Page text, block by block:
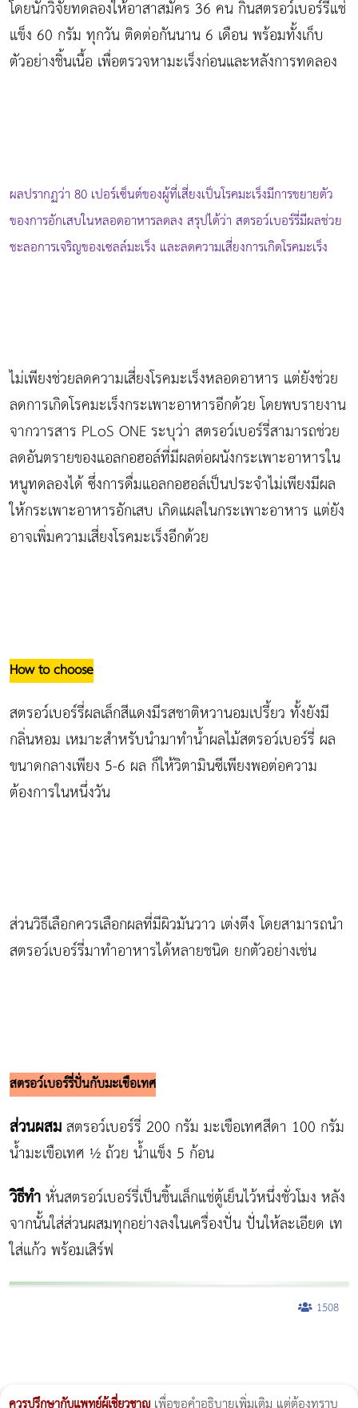
โดยนักวิจัยทดลองให้อาสาสมัคร 36 คน กินสตรอว์เบอร์รี่แช่
แข็ง 60 กรัม ทุกวัน ติดต่อกันนาน 6 เดือน พร้อมทั้งเก็บ
ตัวอย่างชิ้นเนื้อ เพื่อตรวจหามะเร็งก่อนและหลังการทดลอง
ผลปรากฏว่า 80 เปอร์เซ็นต์ของผู้ที่เสี่ยงเป็นโรคมะเร็งมีการขยายตัว
ของการอักเสบในหลอดอาหารลดลง สรุปได้ว่า สตรอว์เบอร์รี่มีผลช่วย
ชะลอการเจริญของเซลล์มะเร็ง และลดความเสี่ยงการเกิดโรคมะเร็ง
ไม่เพียงช่วยลดความเสี่ยงโรคมะเร็งหลอดอาหาร แต่ยังช่วย
ลดการเกิดโรคมะเร็งกระเพาะอาหารอีกด้วย โดยพบรายงาน
จากวารสาร PLoS ONE ระบุว่า สตรอว์เบอร์รี่สามารถช่วย
ลดอันตรายของแอลกอฮอล์ที่มีผลต่อผนังกระเพาะอาหารใน
หนูทดลองได้ ซึ่งการดื่มแอลกอฮอล์เป็นประจำไม่เพียงมีผล
ให้กระเพาะอาหารอักเสบ เกิดแผลในกระเพาะอาหาร แต่ยัง
อาจเพิ่มความเสี่ยงโรคมะเร็งอีกด้วย
How to choose
สตรอว์เบอร์รี่ผลเล็กสีแดงมีรสชาติหวานอมเปรี้ยว ทั้งยังมี
กลิ่นหอม เหมาะสำหรับนำมาทำน้ำผลไม้สตรอว์เบอร์รี่ ผล
ขนาดกลางเพียง 5-6 ผล ก็ให้วิตามินซีเพียงพอต่อความ
ต้องการในหนึ่งวัน
ส่วนวิธีเลือกควรเลือกผลที่มีผิวมันวาว เต่งตึง โดยสามารถนำ
สตรอว์เบอร์รี่มาทำอาหารได้หลายชนิด ยกตัวอย่างเช่น
สตรอว์เบอร์รี่ปั่นกับมะเขือเทศ
ส่วนผสมสตรอว์เบอร์รี่ 200 กรัม มะเขือเทศสีดา 100 กรัม
น้ำมะเขือเทศ ½ ถ้วย น้ำแข็ง 5 ก้อน
วิธีทำหั่นสตรอว์เบอร์รี่เป็นชิ้นเล็กแช่ตู้เย็นไว้หนึ่งชั่วโมง หลัง
จากนั้นใส่ส่วนผสมทุกอย่างลงในเครื่องปั่น ปั่นให้ละเอียด เท
ใส่แก้ว พร้อมเสิร์ฟ
1508